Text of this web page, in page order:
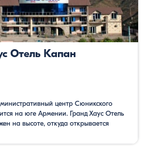
Отель Капан
центр Сюникского
на юге Армении. Гранд Хаус Отель
на высоте, откуда открывается